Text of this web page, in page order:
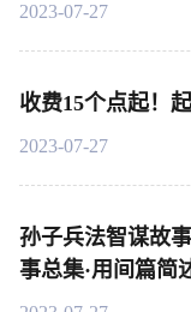
2023-07-27
收费15个点起！
2023-07-27
孙子兵法智谋故
事总集·用间篇简